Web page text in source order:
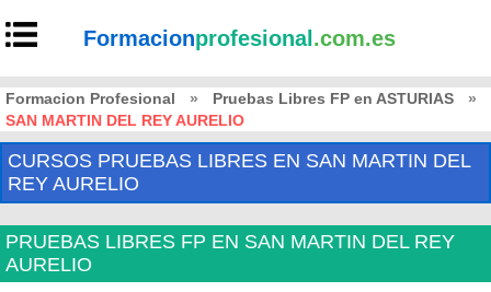
Formacionprofesional .com.es
Formacion Profesional » Pruebas Libres FP en ASTURIAS
»
SAN MARTIN DEL REY AURELIO
CURSOS PRUEBAS LIBRES EN SAN MARTIN DEL
REY AURELIO
PRUEBAS LIBRES FP EN SAN MARTIN DEL REY
AURELIO